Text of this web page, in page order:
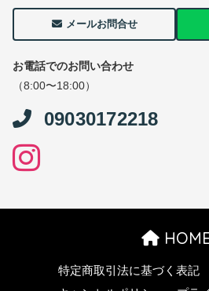
メールお問合せ
お電話でのお問い合わせ
（8:00〜18:00）
09030172218
特定商取引法に基づく表記